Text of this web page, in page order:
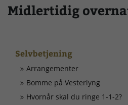
Døgnrapport
EAN nummer
Midlertidig
Selvbetjening
Arrangementer
Bomme på Vesterlyng
Hvornår skal du ringe 1-1-2?